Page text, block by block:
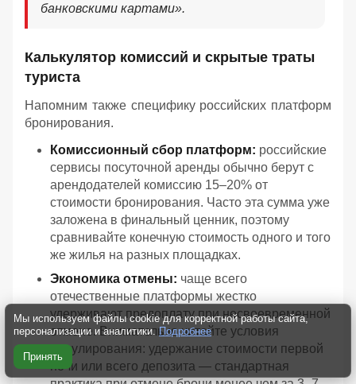
банковскими картами».
Калькулятор комиссий и скрытые траты
туриста
Напомним также специфику российских платформ
бронирования.
Комиссионный сбор платформ: российские
сервисы посуточной аренды обычно берут с
арендодателей комиссию 15–20% от
стоимости бронирования. Часто эта сумма уже
заложена в финальный ценник, поэтому
сравнивайте конечную стоимость одного и того
же жилья на разных площадках.
Экономика отмены: чаще всего
отечественные платформы жестко
удерживают предоплату при несвоевременной
отмене. Внимательно читайте условия
аннулирования: удержание стоимости первой
ночи или всего депозита — стандартная
Мы используем файлы cookie для корректной работы сайта,
персонализации и аналитики. Подробнее
Принять